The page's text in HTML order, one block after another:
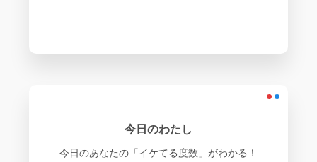
今日のわたし
今日のあなたの「イケてる度数」がわかる！